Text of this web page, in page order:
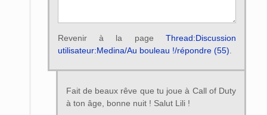
Revenir à la pageThread:Discussion
utilisateur:Medina/Au bouleau !/répondre (55)
Fait de beaux rêve que tu joue à Call of Duty
à ton âge, bonne nuit ! Salut Lili !